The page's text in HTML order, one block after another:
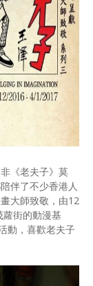
《老夫子》莫
伴了不少香港人
大師致敬，由12
蘿街的動漫基
動，喜歡老夫子